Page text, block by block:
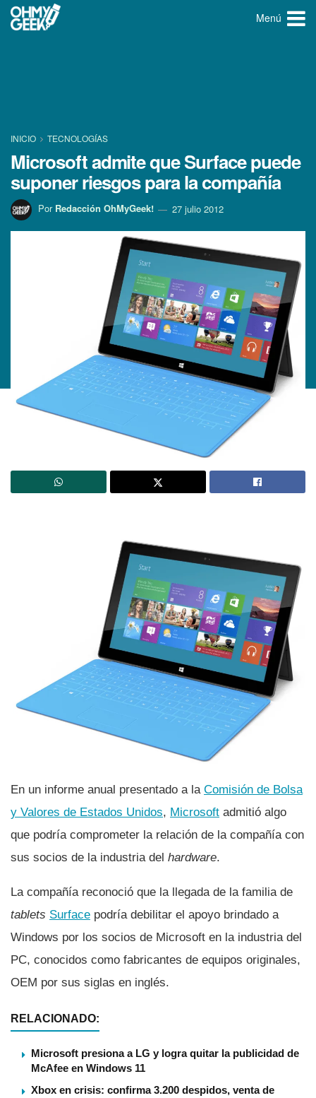
Menú
INICIO TECNOLOGÍ­AS
Microsoft admite que Surface puede
suponer riesgos para la compañí­a
Por Redacción OhMyGeek! 27 julio 2012
En un informe anual presentado a la Comisión de Bolsa
y Valores de Estados Unidos, Microsoft admitió algo
que podrí­a comprometer la relación de la compañí­a con
sus socios de la industria del hardware.
La compañí­a reconoció que la llegada de la familia de
tablets Surface podrí­a debilitar el apoyo brindado a
Windows por los socios de Microsoft en la industria del
PC, conocidos como fabricantes de equipos originales,
OEM por sus siglas en inglés.
RELACIONADO:
Microsoft presiona a LG y logra quitar la publicidad de
McAfee en Windows 11
Xbox en crisis: confirma 3.200 despidos, venta de